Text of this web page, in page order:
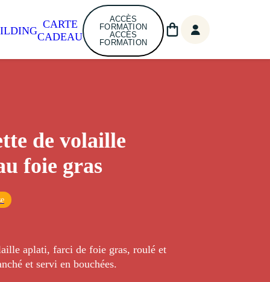
CARTE
CADEAU
ACCÈS
FORMATION
ACCÈS
FORMATION
de volaille
foie gras
aplati, farci de foie gras, roulé et
et servi en bouchées.